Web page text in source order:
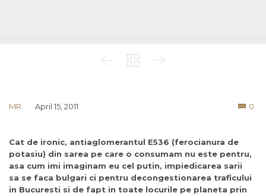
  
MR April 15, 2011  0
Cat de ironic, antiaglomerantul E536 (ferocianura de
potasiu) din sarea pe care o consumam nu este pentru,
asa cum imi imaginam eu cel putin, impiedicarea sarii
sa se faca bulgari ci pentru decongestionarea traficului
in Bucuresti si de fapt in toate locurile pe planeta prin